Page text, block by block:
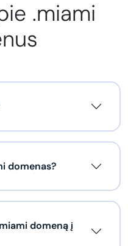
.miami
domenas?
domeną į